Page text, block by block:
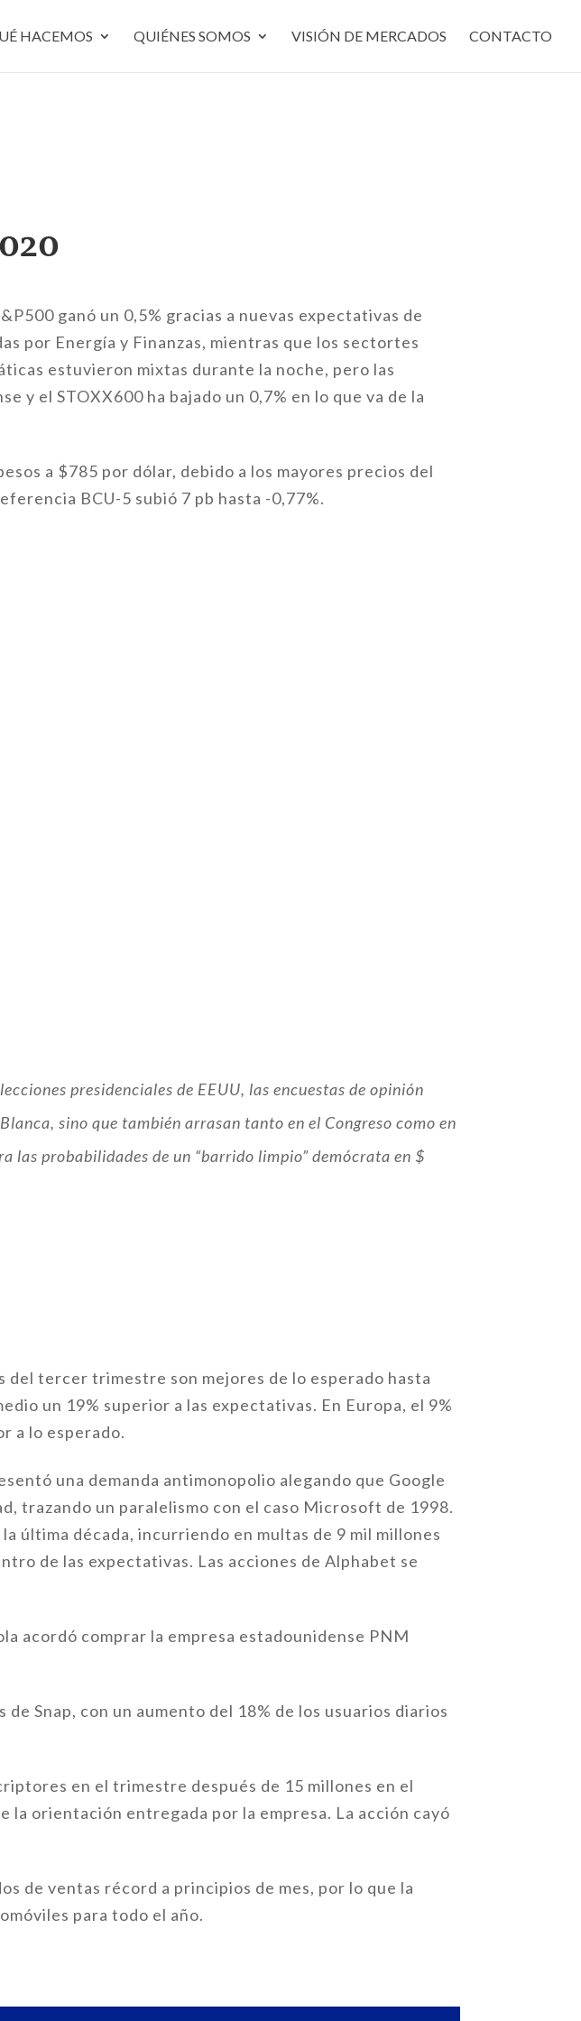
HACEMOS QUIÉNES SOMOS VISIÓN DE MERCADOS CONTACTO
ganó un 0,5% gracias a nuevas expectativas de
por Energía y Finanzas, mientras que los sectortes
estuvieron mixtas durante la noche, pero las
y el STOXX600 ha bajado un 0,7% en lo que va de la
a $785 por dólar, debido a los mayores precios del
BCU-5 subió 7 pb hasta -0,77%.
presidenciales de EEUU, las encuestas de opinión
sino que también arrasan tanto en el Congreso como en
las probabilidades de un “barrido limpio” demócrata en $
del tercer trimestre son mejores de lo esperado hasta
un 19% superior a las expectativas. En Europa, el 9%
a lo esperado.
una demanda antimonopolio alegando que Google
trazando un paralelismo con el caso Microsoft de 1998.
última década, incurriendo en multas de 9 mil millones
de las expectativas. Las acciones de Alphabet se
acordó comprar la empresa estadounidense PNM
Snap, con un aumento del 18% de los usuarios diarios
en el trimestre después de 15 millones en el
la orientación entregada por la empresa. La acción cayó
de ventas récord a principios de mes, por lo que la
para todo el año.